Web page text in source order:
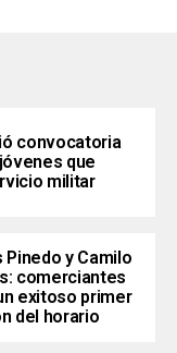
convocatoria
que
militar
Pinedo y Camilo
comerciantes
exitoso primer
del horario